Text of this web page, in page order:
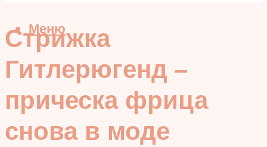
Меню
Стрижка
Гитлерюгенд –
прическа фрица
снова в моде